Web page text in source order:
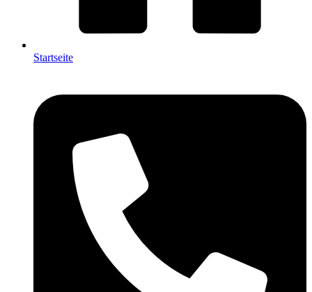
Startseite